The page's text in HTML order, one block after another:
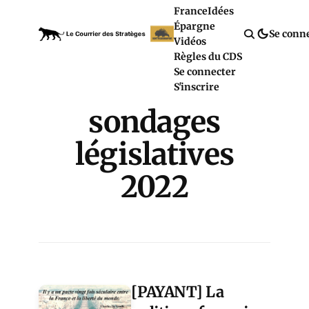
FranceIdées
Épargne
Vidéos
Règles du CDS
Se connecter
S'inscrire
Se
sondages
législatives
2022
[PAYANT] La